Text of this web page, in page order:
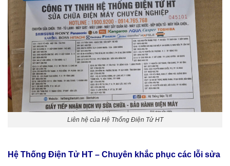
Liên hệ của Hệ Thống Điện Tử HT
Hệ Thống Điện Tử HT – Chuyên khắc phục các lỗi sửa